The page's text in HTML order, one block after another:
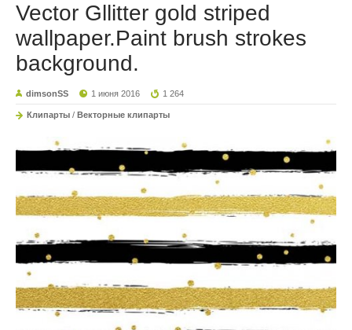
Vector Gllitter gold striped
wallpaper.Paint brush strokes
background.
dimsonSS 1 июня 2016 1 264
Клипарты / Векторные клипарты